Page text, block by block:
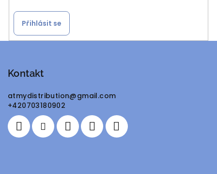
Přihlásit se
Kontakt
atmydistribution@gmail.com
+420703180902